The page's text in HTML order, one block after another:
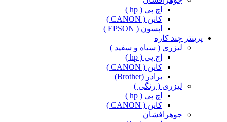
اچ پی ( hp )
کانن ( CANON )
اپسون ( EPSON )
پرینتر چند کاره
لیزری ( سیاه و سفید )
اچ پی ( hp )
کانن ( CANON )
برادر (Brother)
لیزری ( رنگی )
اچ پی ( hp )
کانن ( CANON )
جوهرافشان